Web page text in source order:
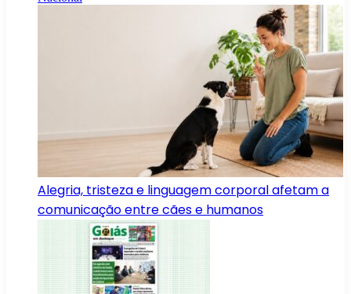
Alegria, tristeza e linguagem corporal afetam a
comunicação entre cães e humanos